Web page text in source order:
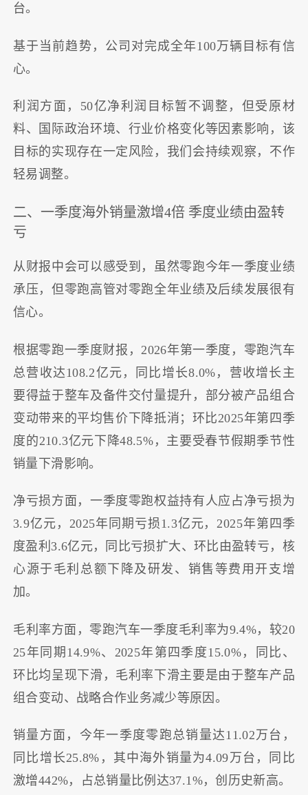
台。
基于当前趋势，公司对完成全年100万辆目标有信
心。
利润方面，50亿净利润目标暂不调整，但受原材
料、国际政治环境、行业价格变化等因素影响，该
目标的实现存在一定风险，我们会持续观察，不作
轻易调整。
二、一季度海外销量激增4倍 季度业绩由盈转
亏
从财报中会可以感受到，虽然零跑今年一季度业绩
承压，但零跑高管对零跑全年业绩及后续发展很有
信心。
根据零跑一季度财报，2026年第一季度，零跑汽车
总营收达108.2亿元，同比增长8.0%，营收增长主
要得益于整车及备件交付量提升，部分被产品组合
变动带来的平均售价下降抵消；环比2025年第四季
度的210.3亿元下降48.5%，主要受春节假期季节性
销量下滑影响。
净亏损方面，一季度零跑权益持有人应占净亏损为
3.9亿元，2025年同期亏损1.3亿元，2025年第四季
度盈利3.6亿元，同比亏损扩大、环比由盈转亏，核
心源于毛利总额下降及研发、销售等费用开支增
加。
毛利率方面，零跑汽车一季度毛利率为9.4%，较20
25年同期14.9%、2025年第四季度15.0%，同比、
环比均呈现下滑，毛利率下滑主要是由于整车产品
组合变动、战略合作业务减少等原因。
销量方面，今年一季度零跑总销量达11.02万台，
同比增长25.8%，其中海外销量为4.09万台，同比
激增442%，占总销量比例达37.1%，创历史新高。